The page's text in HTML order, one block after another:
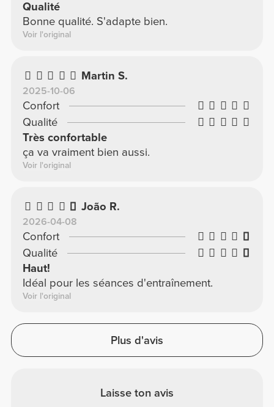
Qualité
Bonne qualité. S'adapte bien.
Voir l'original
Martin S.
2025-10-06
Confort
Qualité
Très confortable
ça va vraiment bien aussi.
Voir l'original
João R.
2026-04-08
Confort
Qualité
Haut!
Idéal pour les séances d'entraînement.
Voir l'original
Plus d'avis
Laisse ton avis